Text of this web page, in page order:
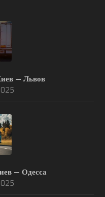
— Львов
— Одесса